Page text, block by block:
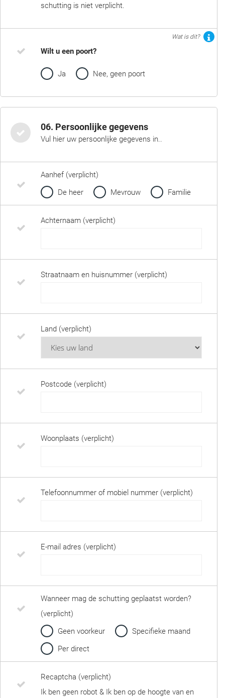
schutting is niet verplicht.
Wat is dit?
Wilt u een poort?
Ja Nee, geen poort
06. Persoonlijke gegevens
Vul hier uw persoonlijke gegevens in..
Aanhef (verplicht)
De heer
Mevrouw Familie
Achternaam (verplicht)
Straatnaam en huisnummer (verplicht)
Land (verplicht)
Postcode (verplicht)
Woonplaats (verplicht)
Telefoonnummer of mobiel nummer (verplicht)
E-mail adres (verplicht)
Wanneer mag de schutting geplaatst worden?
(verplicht)
Geen voorkeur
Specifieke maand
Per direct
Recaptcha (verplicht)
Ik ben geen robot & Ik ben op de hoogte van en